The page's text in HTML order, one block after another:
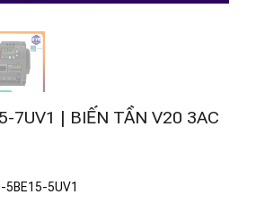
7UV1 | BIẾN TẦN V20 3AC
5BE15-5UV1